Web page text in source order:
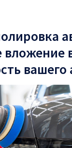
вложение
вашего